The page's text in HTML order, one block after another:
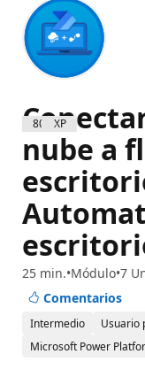
800 XP
nube a
25 min. Módulo 7
Comentarios
Intermedio Usuario
Microsoft Power